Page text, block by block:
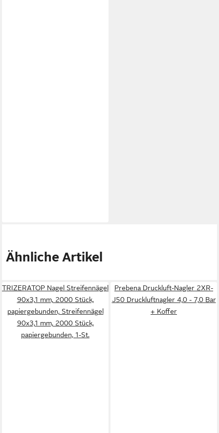
Ähnliche Artikel
TRIZERATOP Nagel Streifennägel
90x3,1 mm, 2000 Stück,
papiergebunden, Streifennägel
90x3,1 mm, 2000 Stück,
papiergebunden, 1-St.
Prebena Druckluft-Nagler 2XR-
J50 Druckluftnagler 4,0 - 7,0 Bar
+ Koffer